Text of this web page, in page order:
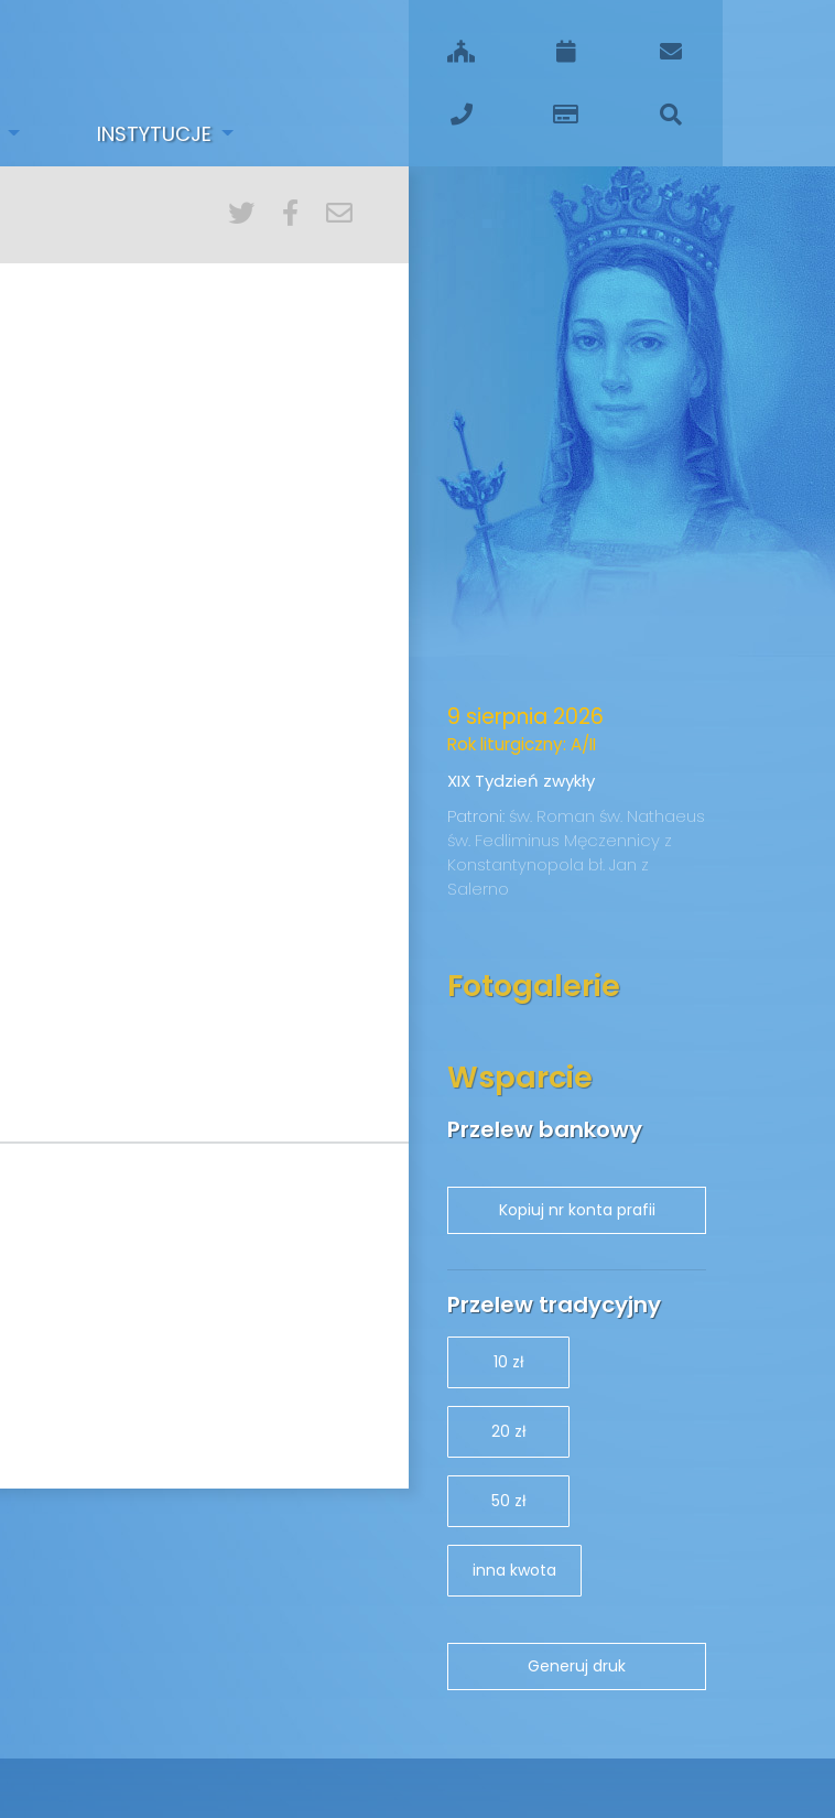
INSTYTUCJE
9 sierpnia 2026
Rok liturgiczny: A/II
XIX Tydzień zwykły
Patroni: św. Roman św. Nathaeus
św. Fedliminus Męczennicy z
Konstantynopola bł. Jan z
Salerno
Fotogalerie
Wsparcie
Przelew bankowy
Przelew tradycyjny
10 zł
20 zł
50 zł
inna kwota